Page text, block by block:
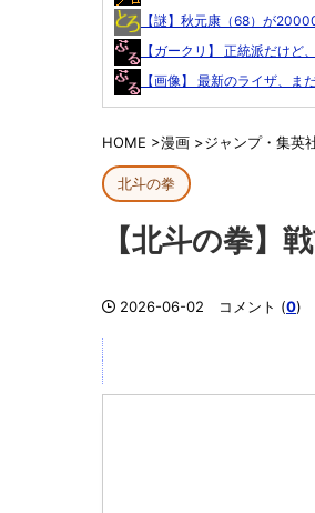
【謎】秋元康（68）が
【ガークリ】 正統派だけど
【画像】 最新のライザ、ま
HOME >漫画 >ジャンプ・集英
北斗の拳
【北斗の拳】
2026-06-02 コメント (0)